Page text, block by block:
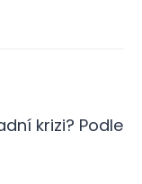
krizi? Podle